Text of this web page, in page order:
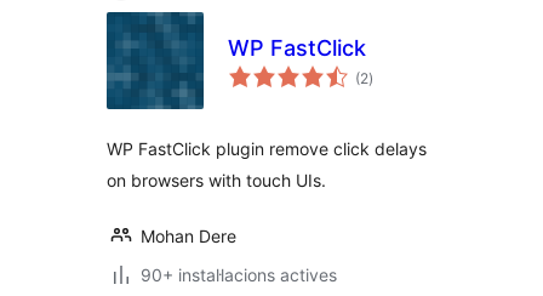
WP FastClick
(2puntuacions
totals
)
WP FastClick plugin remove click delays
on browsers with touch UIs.
Mohan Dere
90+ instal·lacions actives